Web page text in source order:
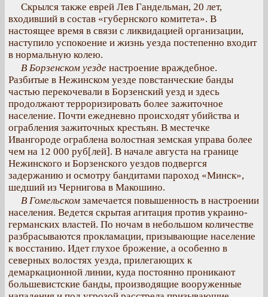
Скрылся также еврей Лев Гандельман, 20 лет,
входивший в состав «губернского комитета». В
настоящее время в связи с ликвидацией организации,
наступило успокоение и жизнь уезда постепенно входит
в нормальную колею.
В Борзенском уезде настроение враждебное.
Разбитые в Нежинском уезде повстанческие банды
частью перекочевали в Борзенский уезд и здесь
продолжают терроризировать более зажиточное
население. Почти ежедневно происходят убийства и
ограбления зажиточных крестьян. В местечке
Ивангороде ограблена волостная земская управа более
чем на 12 000 руб[лей]. В начале августа на границе
Нежинского и Борзенского уездов подвергся
задержанию и осмотру бандитами пароход «Минск»,
шедший из Чернигова в Макошино.
В Гомельском замечается повышенность в настроении
населения. Ведется скрытая агитация против украино-
германских властей. По ночам в небольшом количестве
разбрасываются прокламации, призывающие население
к восстанию. Идет глухое брожение, а особенно в
северных волостях уезда, прилегающих к
демаркационной линии, куда постоянно проникают
большевистские банды, производящие вооруженные